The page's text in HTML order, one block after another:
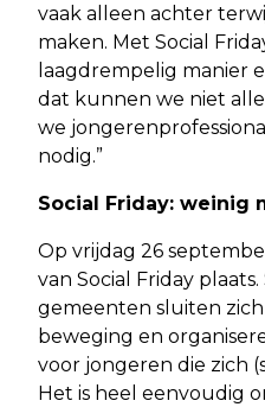
vaak alleen achter
maken. Met Social
laagdrempelig manier
dat kunnen we niet
we
nodig.”
Social Friday: weinig
Op vrijdag 26
van Social Friday
gemeenten sluiten
beweging en
voor jongeren die zich
Het is heel eenvoudig